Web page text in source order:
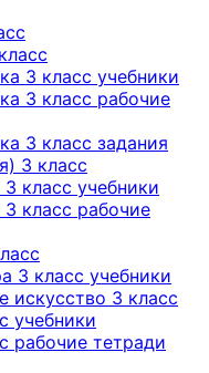
3 класс учебники
3 класс рабочие
3 класс задания
3 класс
класс учебники
3 класс рабочие
3 класс учебники
искусство 3 класс
учебники
рабочие тетради